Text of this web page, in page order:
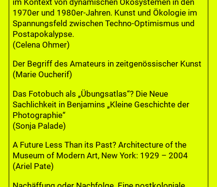
1970er und 1980er-Jahren. Kunst und Ökologie im
Spannungsfeld zwischen Techno-Optimismus und
Postapokalypse.
(Celena Ohmer)
Der Begriff des Amateurs in zeitgenössischer Kunst
(Marie Oucherif)
Das Fotobuch als „Übungsatlas“? Die Neue
Sachlichkeit in Benjamins „Kleine Geschichte der
Photographie“
(Sonja Palade)
A Future Less Than its Past? Architecture of the
Museum of Modern Art, New York: 1929 – 2004
(Ariel Pate)